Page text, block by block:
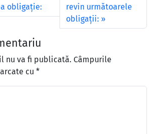
obligaţie:
revin următoarele
obligaţii:
nu va fi publicată. Câmpurile
cu *